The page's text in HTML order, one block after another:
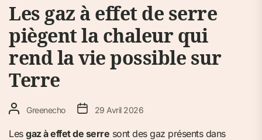
Les gaz à effet de serre
piègent la chaleur qui
rend la vie possible sur
Terre
Greenecho 29 Avril 2026
Les gaz à effet de serre sont des gaz présents dans